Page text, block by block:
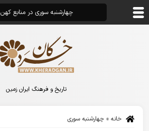
تاریخ و فرهنگ ایران زمین
خانه » چهارشنبه سوری
چهارشنبه سوری در منابع کهن